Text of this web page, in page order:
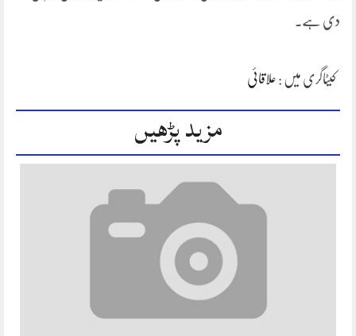
دی ہے۔
کیٹاگری میں : علاقائی
مزید پڑھیں